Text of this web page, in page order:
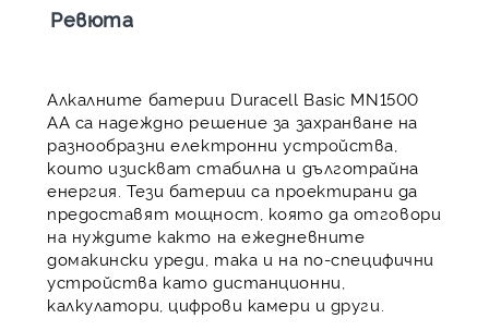
Ревюта
Алкалните батерии Duracell Basic MN1500
AA са надеждно решение за захранване на
разнообразни електронни устройства,
които изискват стабилна и дълготрайна
енергия. Тези батерии са проектирани да
предоставят мощност, която да отговори
на нуждите както на ежедневните
домакински уреди, така и на по-специфични
устройства като дистанционни,
калкулатори, цифрови камери и други.